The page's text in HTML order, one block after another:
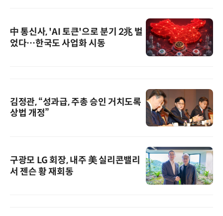
中 통신사, 'AI 토큰'으로 분기 2兆 벌
었다…한국도 사업화 시동
김정관, “성과급, 주총 승인 거치도록
상법 개정”
구광모 LG 회장, 내주 美 실리콘밸리
서 젠슨 황 재회동